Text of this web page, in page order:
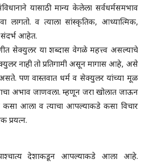
यासाठी मान्य केलेला सर्वधर्मसमभाव
लागतो. व त्याला सांस्कृतिक, आध्यात्मिक,
आहेत.
सेक्युलर या शब्दास वेगळे महत्त्व असल्याचे
नाही तो प्रतिगामी असून मागास आहे, असे
पण वास्तवात धर्म व सेक्युलर यांच्या मूळ
याचा अभाव जाणवला. म्हणून जरा खोलात जाऊन
आला व त्याचा आपल्याकडे कसा विचार
प्रयत्न.
देशाकडून आपल्याकडे आला आहे.